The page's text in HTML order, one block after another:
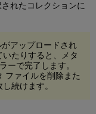
されたコレクションに
アップロードされ
たりすると、メタ
ーで完了します。
ファイルを削除また
続けます。